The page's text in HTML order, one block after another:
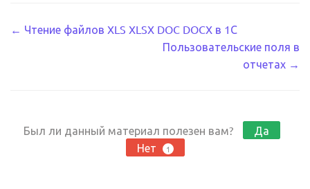
Навигация
← Чтение файлов XLS XLSX DOC DOCX в 1С
Пользовательские поля в
отчетах →
Был ли данный материал полезен вам?
Да
Нет
1